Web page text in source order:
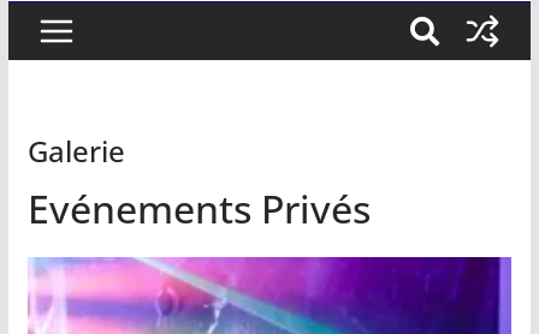
Galerie
Evénements Privés